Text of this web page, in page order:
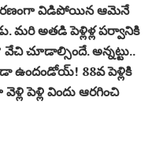
కారణంగా విడిపోయిన ఆమెనే
మరి అతడి పెళ్లిళ్ల పర్వానికి
చూడాల్సిందే. అన్నట్టు..
ఉందండోయ్! 88వ పెళ్లికి
పెళ్లి విందు ఆరగించి